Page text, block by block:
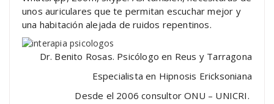
unos auriculares que te permitan escuchar mejor y
una habitación alejada de ruidos repentinos.
Dr. Benito Rosas. Psicólogo en Reus y Tarragona
Especialista en Hipnosis Ericksoniana
Desde el 2006 consultor ONU – UNICRI.